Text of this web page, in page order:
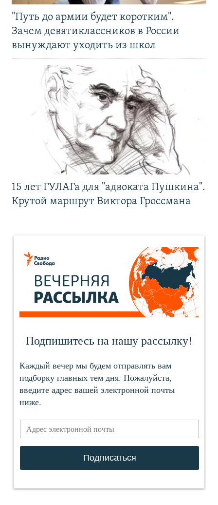
"Путь до армии будет коротким".
Зачем девятиклассников в России
вынуждают уходить из школ
15 лет ГУЛАГа для "адвоката Пушкина".
Крутой маршрут Виктора Гроссмана